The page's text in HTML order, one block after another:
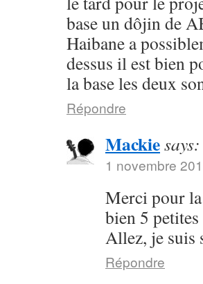
base un dôjin de
Haibane a
dessus il est bien
la base les deux
Répondre
Mackiesays:
1 novembre
Merci pour
bien 5
Allez, je suis
Répondre